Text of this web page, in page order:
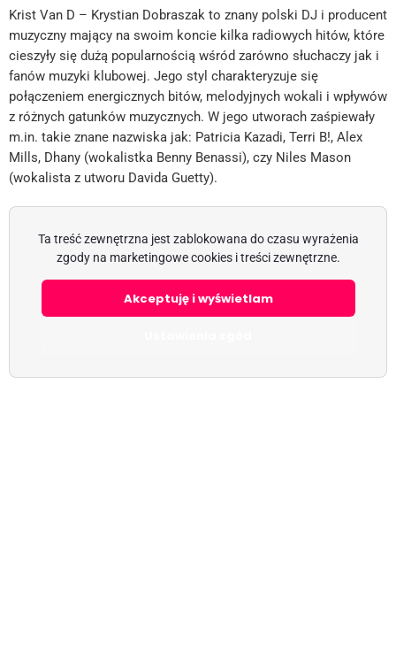
Krist Van D – Krystian Dobraszak to znany polski DJ i producent
muzyczny mający na swoim koncie kilka radiowych hitów, które
cieszyły się dużą popularnością wśród zarówno słuchaczy jak i
fanów muzyki klubowej. Jego styl charakteryzuje się
połączeniem energicznych bitów, melodyjnych wokali i wpływów
z różnych gatunków muzycznych. W jego utworach zaśpiewały
m.in. takie znane nazwiska jak: Patricia Kazadi, Terri B!, Alex
Mills, Dhany (wokalistka Benny Benassi), czy Niles Mason
(wokalista z utworu Davida Guetty).
Ta treść zewnętrzna jest zablokowana do czasu wyrażenia
zgody na marketingowe cookies i treści zewnętrzne.
Akceptuję i wyświetlam